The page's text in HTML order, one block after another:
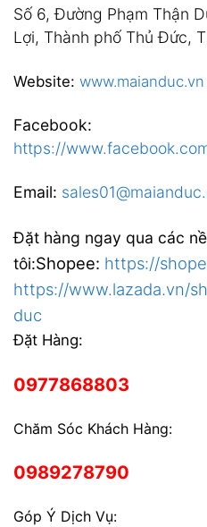
Số 6, Đường Phạm Thận
Lợi, Thành phố Thủ Đức,
Website: www.maianduc.vn
Facebook:
https://
Email:
Đặt hàng ngay qua các
tôi:Shopee: https://
https://www.lazada.vn/
duc
Đặt Hàng:
0977868803
Chăm Sóc Khách Hàng:
0989278790
Góp Ý Dịch Vụ: